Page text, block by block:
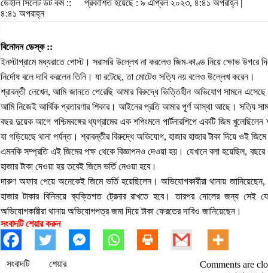
ডেইলি সিলেট ডট কম ::
প্রকাশিত হয়েছে : ৯ এপ্রিল ২০২৩, ৪:৪১ অপরাহ্ন |
৪:৪১ অপরাহ্ন
বিনোদন ডেস্ক ::
ইনস্টাগ্রামে মধ্যরাতে পোস্ট। সরাসরি উল্লেখ না করলেও জিম-কাণ্ড নিয়ে ক্ষোভ উগরে
নির্দোষ বলে দাবি করলেন তিনি। যা রটেছে, তা মোটেও সত্যি নয় বলেও উল্লেখ করেন।
শ্রাবন্তী লেখেন, আমি জানতে পেরেছি আমার বিরুদ্ধে ভিত্তিহীন অভিযোগ সামনে
আমি নিজেই আর্থিক প্রতারণার শিকার। আইনের প্রতি আমার পূর্ণ আস্থা আছে। সত্যি
বছর দুয়েক আগে পশ্চিমবঙ্গের ধ্যগ্রামের এক শপিংমলে পার্টনারশিপে একটি জিম
যা গড়িয়েছে থানা পর্যন্ত। শ্রাবন্তীর বিরুদ্ধে অভিযোগ, হাজার হাজার টাকা দিয়ে ওই
এমনকি সম্প্রতি এই জিমের পক্ষ থেকে বিজ্ঞাপনও দেওয়া হয়। যেখানে বলা হয়েছিল, বছরে
হাজার টাকা দেওয়া হয় তবেই জিমে ভর্তি নেওয়া হবে।
দারুণ অফার পেয়ে অনেকেই জিমে ভর্তি হয়েছিলেন। অভিযোগকারীরা থানায় জানিয়েছেন,
হাজার টাকার বিনিময়ে ব্যক্তিগত ট্রেনার রাখতে হবে। তারপর দোলের জন্য
অভিযোগকারীরা থানায় অভিযোগপত্র জমা দিয়ে টাকা ফেরতের দাবিও জানিয়েছেন।
সংবাদটি শেয়ার করুন
সংবাদটি শেয়ার
Comments are